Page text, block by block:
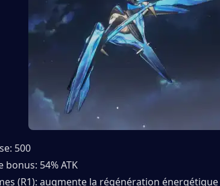
500
bonus: 54% ATK
(R1): augmente la régénération énergétique